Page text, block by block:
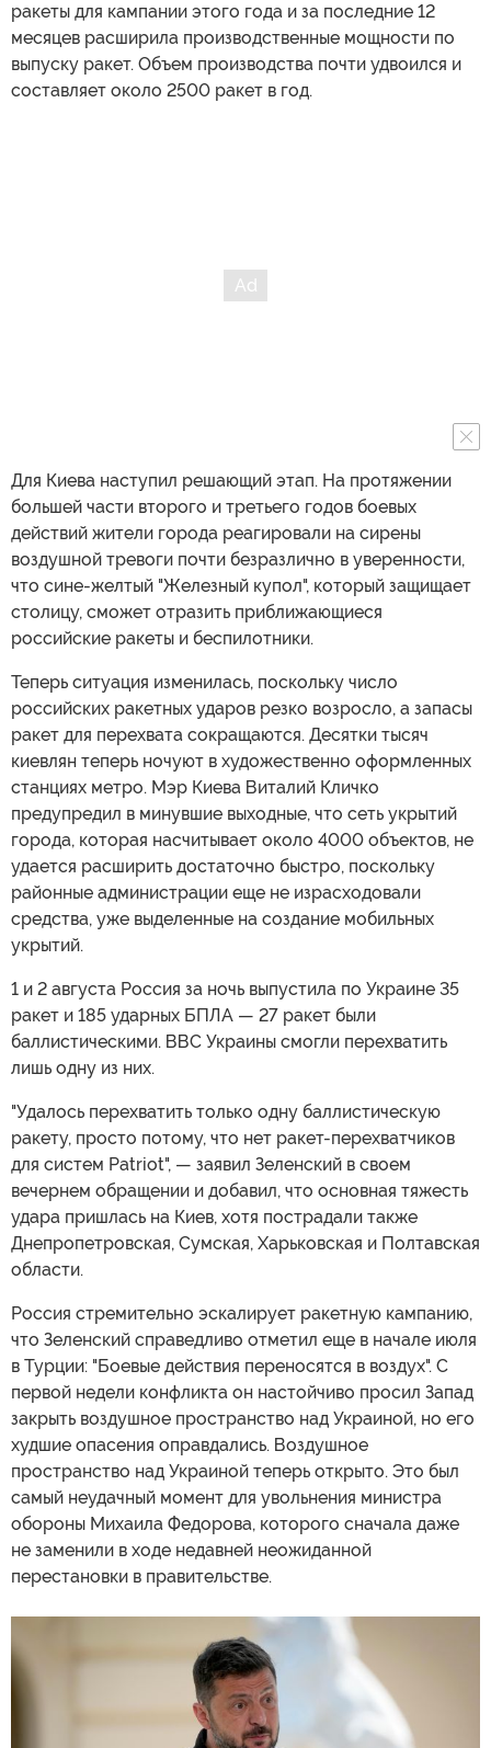
ракеты для кампании этого года и за последние 12
месяцев расширила производственные мощности по
выпуску ракет. Объем производства почти удвоился и
составляет около 2500 ракет в год.
Для Киева наступил решающий этап. На протяжении
большей части второго и третьего годов боевых
действий жители города реагировали на сирены
воздушной тревоги почти безразлично в уверенности,
что сине-желтый "Железный купол", который защищает
столицу, сможет отразить приближающиеся
российские ракеты и беспилотники.
Теперь ситуация изменилась, поскольку число
российских ракетных ударов резко возросло, а запасы
ракет для перехвата сокращаются. Десятки тысяч
киевлян теперь ночуют в художественно оформленных
станциях метро. Мэр Киева Виталий Кличко
предупредил в минувшие выходные, что сеть укрытий
города, которая насчитывает около 4000 объектов, не
удается расширить достаточно быстро, поскольку
районные администрации еще не израсходовали
средства, уже выделенные на создание мобильных
укрытий.
1 и 2 августа Россия за ночь выпустила по Украине 35
ракет и 185 ударных БПЛА — 27 ракет были
баллистическими. ВВС Украины смогли перехватить
лишь одну из них.
"Удалось перехватить только одну баллистическую
ракету, просто потому, что нет ракет-перехватчиков
для систем Patriot", — заявил Зеленский в своем
вечернем обращении и добавил, что основная тяжесть
удара пришлась на Киев, хотя пострадали также
Днепропетровская, Сумская, Харьковская и Полтавская
области.
Россия стремительно эскалирует ракетную кампанию,
что Зеленский справедливо отметил еще в начале июля
в Турции: "Боевые действия переносятся в воздух". С
первой недели конфликта он настойчиво просил Запад
закрыть воздушное пространство над Украиной, но его
худшие опасения оправдались. Воздушное
пространство над Украиной теперь открыто. Это был
самый неудачный момент для увольнения министра
обороны Михаила Федорова, которого сначала даже
не заменили в ходе недавней неожиданной
перестановки в правительстве.